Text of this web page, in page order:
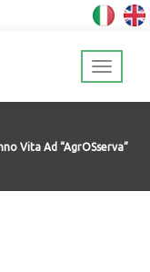
Vita Ad “AgrOSserva”